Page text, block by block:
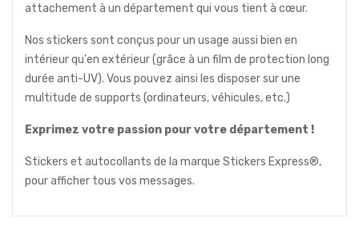
attachement à un département qui vous tient à cœur.
Nos stickers sont conçus pour un usage aussi bien en
intérieur qu'en extérieur (grâce à un film de protection long
durée anti-UV). Vous pouvez ainsi les disposer sur une
multitude de supports (ordinateurs, véhicules, etc.)
Exprimez votre passion pour votre département !
Stickers et autocollants de la marque Stickers Express®,
pour afficher tous vos messages.